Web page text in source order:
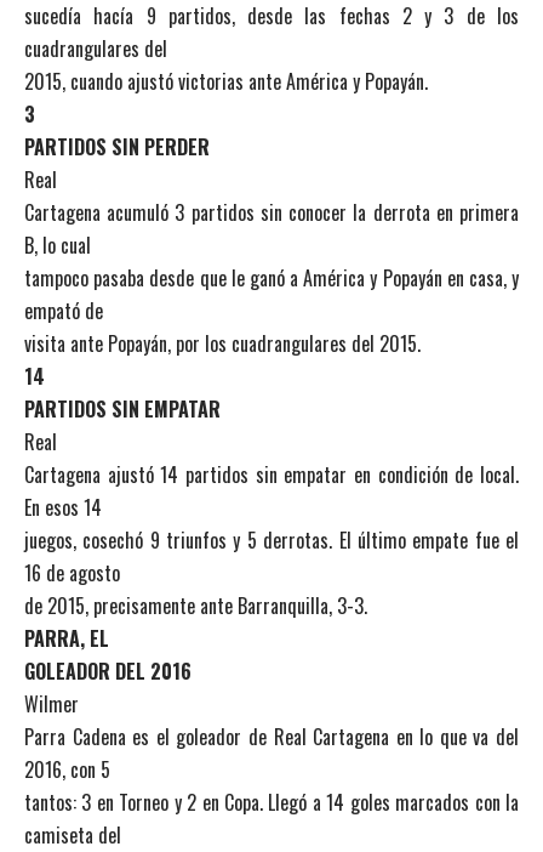
sucedía hacía 9 partidos, desde las fechas 2 y 3 de los
cuadrangulares del
2015, cuando ajustó victorias ante América y Popayán.
3
PARTIDOS SIN PERDER
Real
Cartagena acumuló 3 partidos sin conocer la derrota en primera
B, lo cual
tampoco pasaba desde que le ganó a América y Popayán en casa, y
empató de
visita ante Popayán, por los cuadrangulares del 2015.
14
PARTIDOS SIN EMPATAR
Real
Cartagena ajustó 14 partidos sin empatar en condición de local.
En esos 14
juegos, cosechó 9 triunfos y 5 derrotas. El último empate fue el
16 de agosto
de 2015, precisamente ante Barranquilla, 3-3.
PARRA, EL
GOLEADOR DEL 2016
Wilmer
Parra Cadena es el goleador de Real Cartagena en lo que va del
2016, con 5
tantos: 3 en Torneo y 2 en Copa. Llegó a 14 goles marcados con la
camiseta del